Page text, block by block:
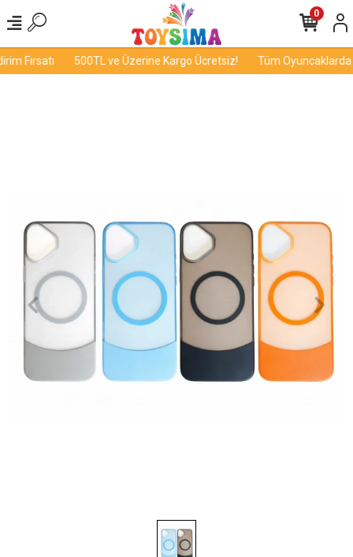
Fırsatı 500TL ve Üzerine Kargo Ücretsiz! Tüm Oyuncaklarda
0